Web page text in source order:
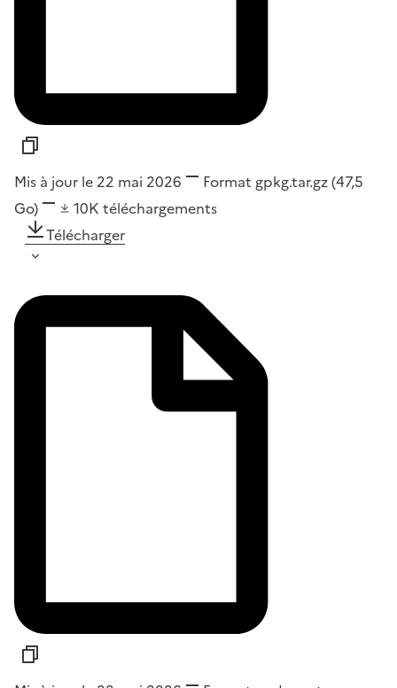
Mis à jour le 22 mai 2026 Format gpkg.tar.gz(47,5
Go)
10K téléchargements
Télécharger